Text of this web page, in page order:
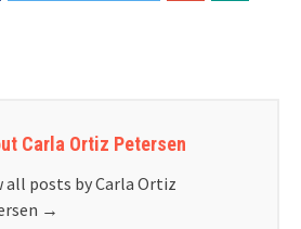
Carla Ortiz Petersen
all posts by Carla Ortiz
→